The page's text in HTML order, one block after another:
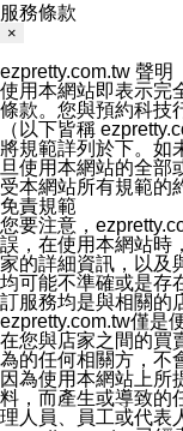
服務條款
×
ezpretty.com.tw 聲明
使用本網站即表示完
條款。您與預約科技
（以下皆稱
將規範詳列於下。如
旦使用本網站的全部
受本網站所有規範的
免責規範
您要注意，
誤，在使用本網站時
家的詳細資訊，以及
均可能不準確或是存
訂服務均是與相關的
ezpretty.com.tw僅是
在您與店家之間的買
為的任何相關方，不
因為使用本網站上所
料，而產生或導致的
理人員、員工或代表